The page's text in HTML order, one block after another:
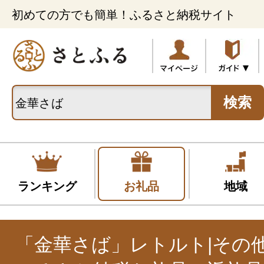
初めての方でも簡単！ふるさと納税サイト
検索
ランキング お礼品 地域
「金華さば」レトルト|その